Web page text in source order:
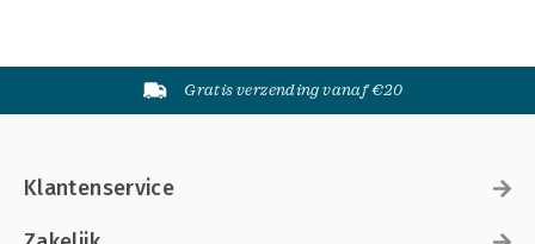
Gratis verzending vanaf €20
Klantenservice